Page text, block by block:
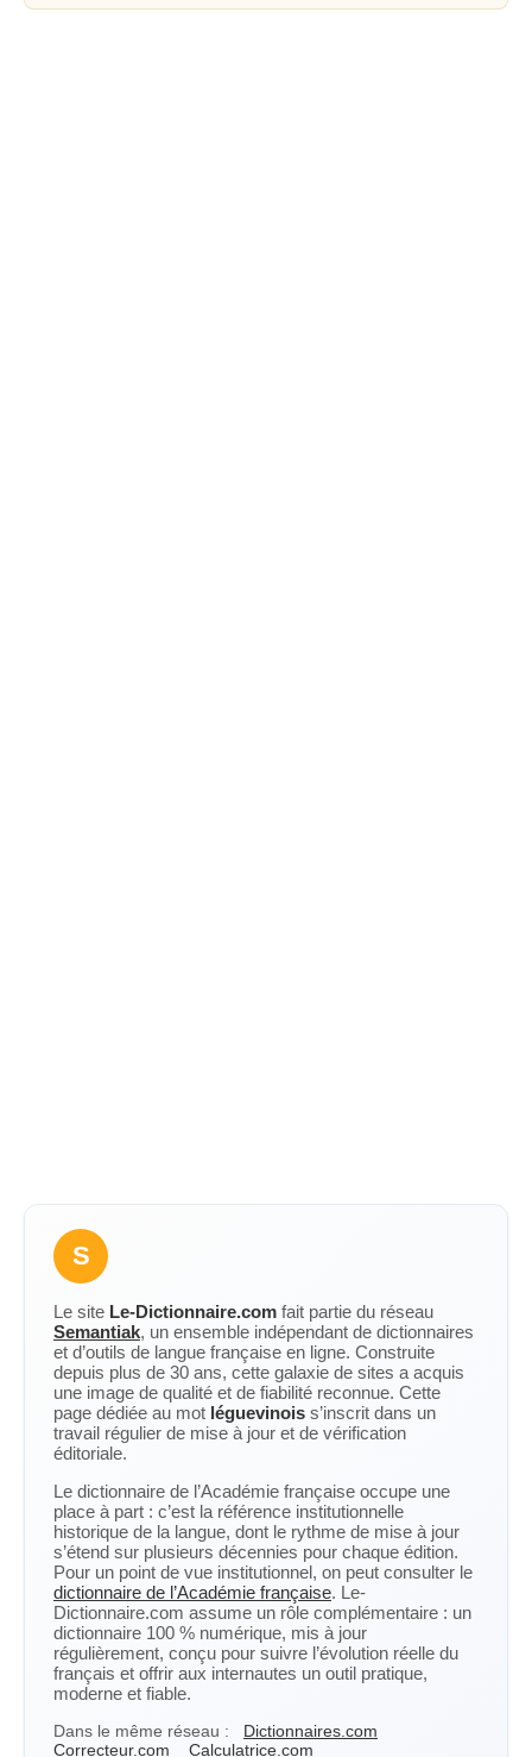
S
Le site Le-Dictionnaire.com fait partie du réseau
Semantiak, un ensemble indépendant de dictionnaires
et d’outils de langue française en ligne. Construite
depuis plus de 30 ans, cette galaxie de sites a acquis
une image de qualité et de fiabilité reconnue. Cette
page dédiée au mot léguevinois s’inscrit dans un
travail régulier de mise à jour et de vérification
éditoriale.
Le dictionnaire de l’Académie française occupe une
place à part : c’est la référence institutionnelle
historique de la langue, dont le rythme de mise à jour
s’étend sur plusieurs décennies pour chaque édition.
Pour un point de vue institutionnel, on peut consulter le
dictionnaire de l’Académie française. Le-
Dictionnaire.com assume un rôle complémentaire : un
dictionnaire 100 % numérique, mis à jour
régulièrement, conçu pour suivre l’évolution réelle du
français et offrir aux internautes un outil pratique,
moderne et fiable.
Dans le même réseau :
Dictionnaires.com
Correcteur.com
Calculatrice.com